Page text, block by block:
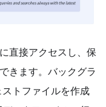
直接アクセスし、保
きます。バックグラ
トファイルを作成